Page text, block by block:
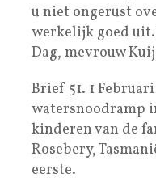
u niet ongerust
werkelijk goed
Dag, mevrouw
Brief 51. 1
watersnoodramp
kinderen van de
Rosebery,
eerste.